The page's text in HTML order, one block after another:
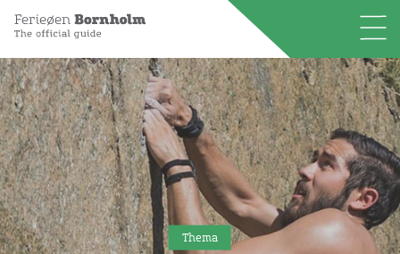
Thema